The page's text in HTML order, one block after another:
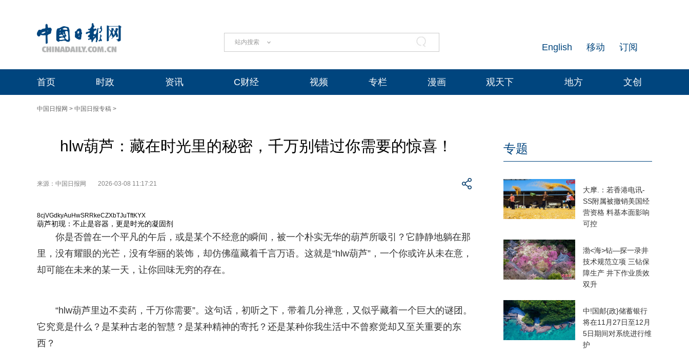
站内搜索 订阅
移动
English
首页 时政 资讯 C财经 视频 专栏 漫画 观天下 地方 文创
中国日报网 > 中国日报专稿 >
hlw葫芦：藏在时光里的秘密，千万别错过你需要的惊喜！
来源：中国日报网 2026-03-08 11:17:21
8cjVGdkyAuHwSRRkeCZXbTJuTftKYX
葫芦初现：不止是容器，更是时光的凝固剂
你是否曾在一个平凡的午后，或是某个不经意的瞬间，被一个朴实无华的葫芦所吸引？它静静地躺在那
里，没有耀眼的光芒，没有华丽的装饰，却仿佛蕴藏着千言万语。这就是“hlw葫芦”，一个你或许从未在意，
却可能在未来的某一天，让你回味无穷的存在。
“hlw葫芦里边不卖药，千万你需要”。这句话，初听之下，带着几分禅意，又似乎藏着一个巨大的谜团。
它究竟是什么？是某种古老的智慧？是某种精神的寄托？还是某种你我生活中不曾察觉却又至关重要的东
西？
专题
大摩.：若香港电讯-
SS附属被撤销美国经
营资格 料基本面影响
可控
渤<海>钻—探一录井
技术规范立项 三钻保
障生产 井下作业质效
双升
中!国邮{政}储蓄银行
将在11月27日至12月
5日期间对系统进行维
护